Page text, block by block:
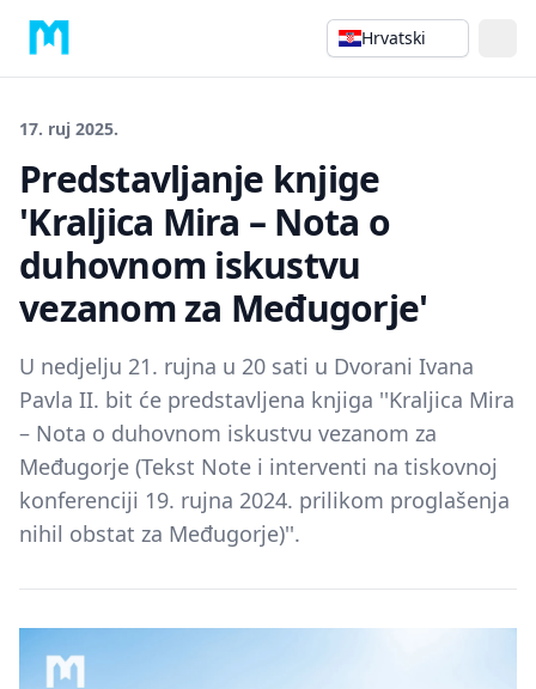
Hrvatski
17. ruj 2025.
Predstavljanje knjige
'Kraljica Mira – Nota o
duhovnom iskustvu
vezanom za Međugorje'
U nedjelju 21. rujna u 20 sati u Dvorani Ivana
Pavla II. bit će predstavljena knjiga ''Kraljica Mira
– Nota o duhovnom iskustvu vezanom za
Međugorje (Tekst Note i interventi na tiskovnoj
konferenciji 19. rujna 2024. prilikom proglašenja
nihil obstat za Međugorje)''.